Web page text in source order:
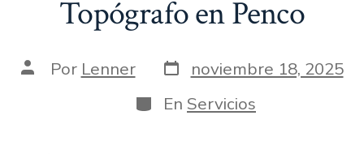
Topógrafo en Penco
AutorPor Lenner Fecha
de
publicación
noviembre 18, 2025
Categorías
En Servicios